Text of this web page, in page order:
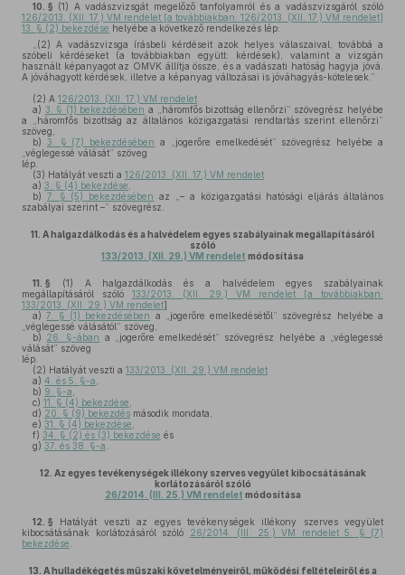
10. § (1) A vadászvizsgát megelőző tanfolyamról és a vadászvizsgáról szóló
126/2013. (XII. 17.) VM rendelet [a továbbiakban: 126/2013. (XII. 17.) VM rendelet]
13. § (2) bekezdése helyébe a következő rendelkezés lép:
„(2) A vadászvizsga írásbeli kérdéseit azok helyes válaszaival, továbbá a
szóbeli kérdéseket (a továbbiakban együtt: kérdések), valamint a vizsgán
használt képanyagot az OMVK állítja össze, és a vadászati hatóság hagyja jóvá.
A jóváhagyott kérdések, illetve a képanyag változásai is jóváhagyás-kötelesek.”
(2) A 126/2013. (XII. 17.) VM rendelet
a) 3. § (1) bekezdésében a „háromfős bizottság ellenőrzi” szövegrész helyébe
a „háromfős bizottság az általános közigazgatási rendtartás szerint ellenőrzi”
szöveg,
b) 3. § (7) bekezdésében a „jogerőre emelkedését” szövegrész helyébe a
„véglegessé válását” szöveg
lép.
(3) Hatályát veszti a 126/2013. (XII. 17.) VM rendelet
a) 3. § (4) bekezdése
b) 7. § (5) bekezdésében az „– a közigazgatási hatósági eljárás általános
szabályai szerint –” szövegrész.
11. A halgazdálkodás és a halvédelem egyes szabályainak megállapításáról
szóló
133/2013. (XII. 29.) VM rendelet módosítása
11. § (1) A halgazdálkodás és a halvédelem egyes szabályainak
megállapításáról szóló 133/2013. (XII. 29.) VM rendelet [a továbbiakban:
133/2013. (XII. 29.) VM rendelet]
a) 7. § (1) bekezdésében a „jogerőre emelkedésétől” szövegrész helyébe a
„véglegessé válásától” szöveg,
b) 26. §-ában a „jogerőre emelkedését” szövegrész helyébe a „véglegessé
válását” szöveg
lép.
(2) Hatályát veszti a 133/2013. (XII. 29.) VM rendelet
a) 4. és 5. §-a
b) 9. §-a
c) 11. § (4) bekezdése
d) 20. § (9) bekezdés második mondata,
e) 31. § (4) bekezdése
f) 34. § (2) és (3) bekezdése és
g) 37. és 38. §-a
12. Az egyes tevékenységek illékony szerves vegyület kibocsátásának
korlátozásáról szóló
26/2014. (III. 25.) VM rendelet módosítása
12. § Hatályát veszti az egyes tevékenységek illékony szerves vegyület
kibocsátásának korlátozásáról szóló
26/2014. (III. 25.) VM rendelet 5. § (7)
bekezdése
13. A hulladékégetés műszaki követelményeiről, működési feltételeiről és a